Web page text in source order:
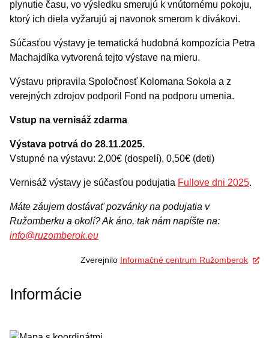
plynutie času, vo výsledku smerujú k vnútornému pokoju,
ktorý ich diela vyžarujú aj navonok smerom k divákovi.
Súčasťou výstavy je tematická hudobná kompozícia Petra
Machajdíka vytvorená tejto výstave na mieru.
Výstavu pripravila Spoločnosť Kolomana Sokola a z
verejných zdrojov podporil Fond na podporu umenia.
Vstup na vernisáž zdarma
Výstava potrvá do 28.11.2025.
Vstupné na výstavu: 2,00€ (dospelí), 0,50€ (deti)
Vernisáž výstavy je súčasťou podujatia Fullove dni 2025.
Máte záujem dostávať pozvánky na podujatia v
Ružomberku a okolí? Ak áno, tak nám napíšte na:
info@ruzomberok.eu
Zverejnilo Informačné centrum Ružomberok
Informácie